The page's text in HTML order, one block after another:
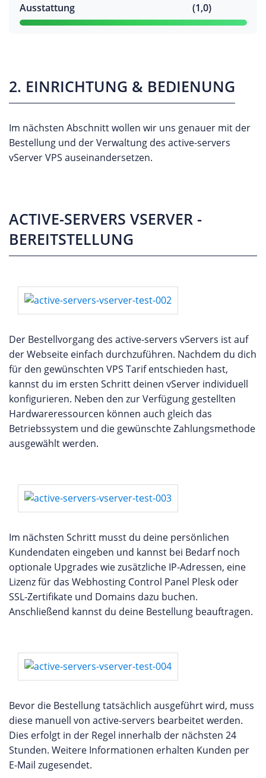
Ausstattung
(1,0)
2. EINRICHTUNG & BEDIENUNG
Im nächsten Abschnitt wollen wir uns genauer mit der
Bestellung und der Verwaltung des active-servers
vServer VPS auseinandersetzen.
ACTIVE-SERVERS VSERVER -
BEREITSTELLUNG
Der Bestellvorgang des active-servers vServers ist auf
der Webseite einfach durchzuführen. Nachdem du dich
für den gewünschten VPS Tarif entschieden hast,
kannst du im ersten Schritt deinen vServer individuell
konfigurieren. Neben den zur Verfügung gestellten
Hardwareressourcen können auch gleich das
Betriebssystem und die gewünschte Zahlungsmethode
ausgewählt werden.
Im nächsten Schritt musst du deine persönlichen
Kundendaten eingeben und kannst bei Bedarf noch
optionale Upgrades wie zusätzliche IP-Adressen, eine
Lizenz für das Webhosting Control Panel Plesk oder
SSL-Zertifikate und Domains dazu buchen.
Anschließend kannst du deine Bestellung beauftragen.
Bevor die Bestellung tatsächlich ausgeführt wird, muss
diese manuell von active-servers bearbeitet werden.
Dies erfolgt in der Regel innerhalb der nächsten 24
Stunden. Weitere Informationen erhalten Kunden per
E-Mail zugesendet.